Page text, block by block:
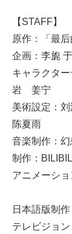
【STAFF】
原作：「最
企画：李旎
キャラクタ
岩 姜宁
美術設定：
陈夏雨
音楽制作：
制作：
アニメーシ
日本語版制
テレビジョン